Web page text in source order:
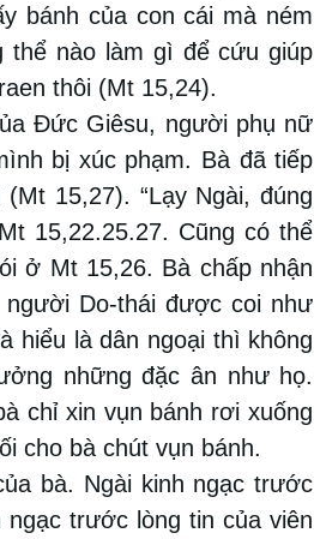
bánh của con cái mà ném
thể nào làm gì để cứu giúp
thôi (Mt 15,24).
Đức Giêsu, người phụ nữ
bị xúc phạm. Bà đã tiếp
15,27). “Lạy Ngài, đúng
15,22.25.27. Cũng có thể
ở Mt 15,26. Bà chấp nhận
Do-thái được coi như
hiểu là dân ngoại thì không
những đặc ân như họ.
chỉ xin vụn bánh rơi xuống
cho bà chút vụn bánh.
bà. Ngài kinh ngạc trước
trước lòng tin của viên